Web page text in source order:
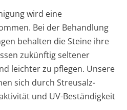
wird eine
Bei der Behandlung
behalten die Steine ihre
zukünftig seltener
leichter zu pflegen. Unsere
sich durch Streusalz-
und UV-Beständigkeit